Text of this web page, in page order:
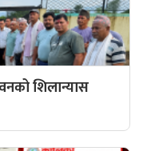
शिलान्यास